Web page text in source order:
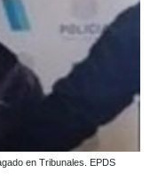
en Tribunales. EPDS